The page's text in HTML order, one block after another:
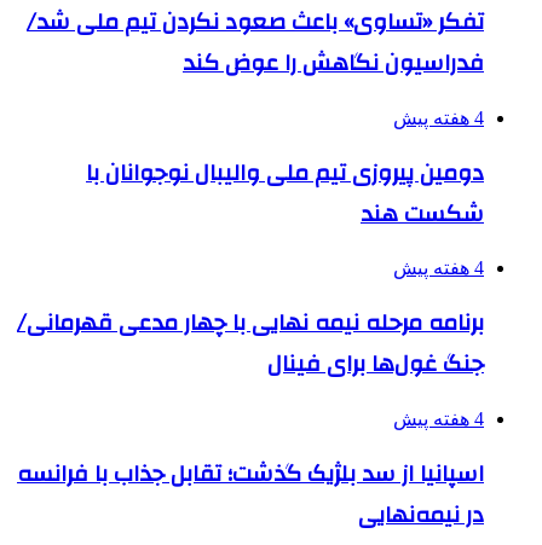
تفکر «تساوی» باعث صعود نکردن تیم ملی شد/
فدراسیون نگاهش را عوض کند
4 هفته پیش
دومین پیروزی تیم ملی والیبال نوجوانان با
شکست هند
4 هفته پیش
برنامه مرحله نیمه نهایی با چهار مدعی قهرمانی/
جنگ غول‌ها برای فینال
4 هفته پیش
اسپانیا از سد بلژیک گذشت؛ تقابل جذاب با فرانسه
در نیمه‌نهایی